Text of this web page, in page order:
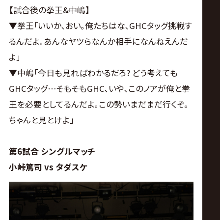
【試合後の拳王&中嶋】
▼拳王｢いいか､おい｡俺たちはな､GHCタッグ挑戦す
るんだよ｡あんなヤツらなんか相手になんねえんだ
よ｣
▼中嶋｢今日も見ればわかるだろ? どう考えても
GHCタッグ…そもそもGHC､いや､このノアが俺と拳
王を必要としてるんだよ｡この勢いまだまだ行くぞ｡
ちゃんと見とけよ｣
第6試合 シングルマッチ
小峠篤司 vs タダスケ